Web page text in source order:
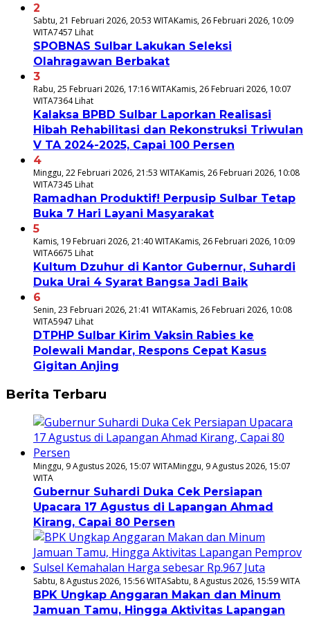
2
Sabtu, 21 Februari 2026, 20:53 WITAKamis, 26 Februari 2026, 10:09
WITA7457 Lihat
SPOBNAS Sulbar Lakukan Seleksi
Olahragawan Berbakat
3
Rabu, 25 Februari 2026, 17:16 WITAKamis, 26 Februari 2026, 10:07
WITA7364 Lihat
Kalaksa BPBD Sulbar Laporkan Realisasi
Hibah Rehabilitasi dan Rekonstruksi Triwulan
V TA 2024-2025, Capai 100 Persen
4
Minggu, 22 Februari 2026, 21:53 WITAKamis, 26 Februari 2026, 10:08
WITA7345 Lihat
Ramadhan Produktif! Perpusip Sulbar Tetap
Buka 7 Hari Layani Masyarakat
5
Kamis, 19 Februari 2026, 21:40 WITAKamis, 26 Februari 2026, 10:09
WITA6675 Lihat
Kultum Dzuhur di Kantor Gubernur, Suhardi
Duka Urai 4 Syarat Bangsa Jadi Baik
6
Senin, 23 Februari 2026, 21:41 WITAKamis, 26 Februari 2026, 10:08
WITA5947 Lihat
DTPHP Sulbar Kirim Vaksin Rabies ke
Polewali Mandar, Respons Cepat Kasus
Gigitan Anjing
Berita Terbaru
Minggu, 9 Agustus 2026, 15:07 WITAMinggu, 9 Agustus 2026, 15:07
WITA
Gubernur Suhardi Duka Cek Persiapan
Upacara 17 Agustus di Lapangan Ahmad
Kirang, Capai 80 Persen
Sabtu, 8 Agustus 2026, 15:56 WITASabtu, 8 Agustus 2026, 15:59 WITA
BPK Ungkap Anggaran Makan dan Minum
Jamuan Tamu, Hingga Aktivitas Lapangan